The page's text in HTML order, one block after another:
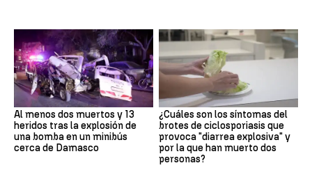
Al menos dos muertos y 13
heridos tras la explosión de
una bomba en un minibús
cerca de Damasco
¿Cuáles son los síntomas del
brotes de ciclosporiasis que
provoca "diarrea explosiva" y
por la que han muerto dos
personas?